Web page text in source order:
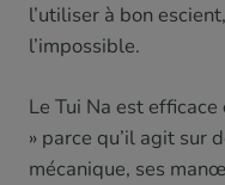
l’utiliser à bon
l’impossible.
Le Tui Na est
» parce qu’il agit sur
mécanique, ses